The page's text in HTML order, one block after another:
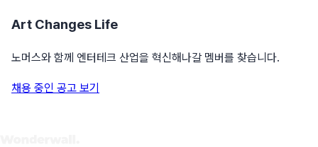
Art Changes Life
노머스와 함께 엔터테크 산업을 혁신해나갈 멤버를 찾습니다.
채용 중인 공고 보기